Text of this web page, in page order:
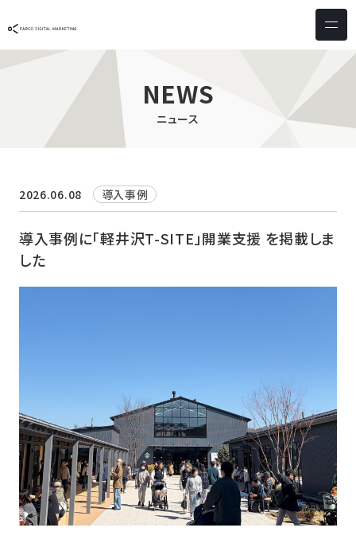
サービス & ソリューション
PICTONA
PDM XR
デジタルサイネージ
しふとん
ウェブアクセシビリティ
店頭
スキルアップ
導入事例
メンバー
会社情報
会社概要
NEWS
ニュース
2026.06.08 導入事例
導入事例に「軽井沢T-SITE」開業支援 を掲載しま
した